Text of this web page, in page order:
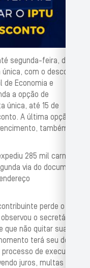
segunda-feira, dia
com o desconto
de Economia e
a opção de
única, até 15 de
A última opção é
também em
285 mil carnês
via do documento
perde o
o secretário.
que não quitar sua
terá seu débito
de execução
juros, multas e